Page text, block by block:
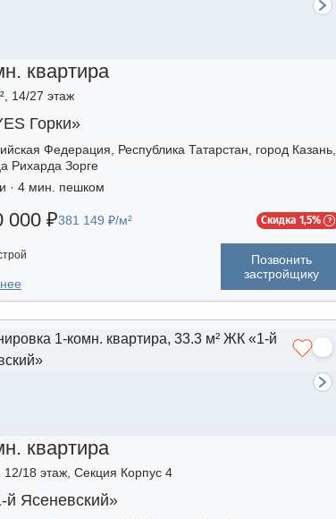
квартира
14/27 этаж
Горки»
Федерация, Республика Татарстан, город Казань,
Рихарда Зорге
· 4 мин. пешком
000 ₽381 149 ₽/м² Скидка 1,5%
Позвонить
застройщику
квартира
12/18 этаж, Секция Корпус 4
Ясеневский»